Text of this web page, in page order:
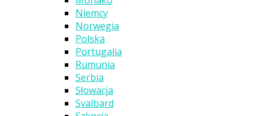
Niemcy
Norwegia
Polska
Portugalia
Rumunia
Serbia
Słowacja
Svalbard